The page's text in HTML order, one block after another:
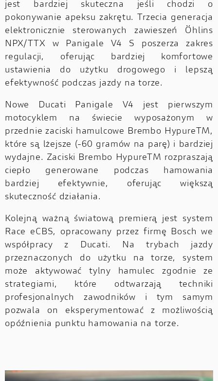
jest bardziej skuteczna jeśli chodzi o
pokonywanie apeksu zakrętu. Trzecia generacja
elektronicznie sterowanych zawieszeń Öhlins
NPX/TTX w Panigale V4 S poszerza zakres
regulacji, oferując bardziej komfortowe
ustawienia do użytku drogowego i lepszą
efektywność podczas jazdy na torze.
Nowe Ducati Panigale V4 jest pierwszym
motocyklem na świecie wyposażonym w
przednie zaciski hamulcowe Brembo HypureTM,
które są lżejsze (-60 gramów na parę) i bardziej
wydajne. Zaciski Brembo HypureTM rozpraszają
ciepło generowane podczas hamowania
bardziej efektywnie, oferując większą
skuteczność działania.
Kolejną ważną światową premierą jest system
Race eCBS, opracowany przez firmę Bosch we
współpracy z Ducati. Na trybach jazdy
przeznaczonych do użytku na torze, system
może aktywować tylny hamulec zgodnie ze
strategiami, które odtwarzają techniki
profesjonalnych zawodników i tym samym
pozwala on eksperymentować z możliwością
opóźnienia punktu hamowania na torze.